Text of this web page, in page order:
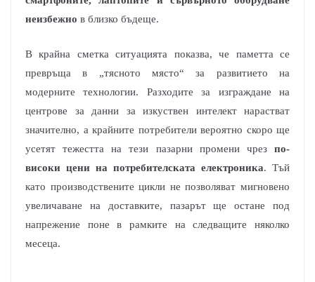
неизбежно в близко бъдеще.
В крайна сметка ситуацията показва, че паметта се
превръща в „тясното място“ за развитието на
модерните технологии. Разходите за изграждане на
центрове за данни за изкуствен интелект нарастват
значително, а крайните потребители вероятно скоро ще
усетят тежестта на тези пазарни промени чрез по-
високи цени на потребителската електроника. Тъй
като производствените цикли не позволяват мигновено
увеличаване на доставките, пазарът ще остане под
напрежение поне в рамките на следващите няколко
месеца.